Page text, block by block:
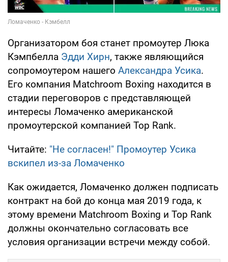
Организатором боя станет промоутер Люка
Кэмпбелла Эдди Хирн, также являющийся
сопромоутером нашего Александра Усика.
Его компания Matchroom Boxing находится в
стадии переговоров с представляющей
интересы Ломаченко американской
промоутерской компанией Top Rank.
Читайте: "Не согласен!" Промоутер Усика
вскипел из-за Ломаченко
Как ожидается, Ломаченко должен подписать
контракт на бой до конца мая 2019 года, к
этому времени Matchroom Boxing и Top Rank
должны окончательно согласовать все
условия организации встречи между собой.